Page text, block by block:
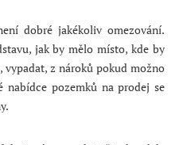
dobré jakékoliv omezování.
jak by mělo místo, kde by
vypadat, z nároků pokud možno
nabídce pozemků na prodej se